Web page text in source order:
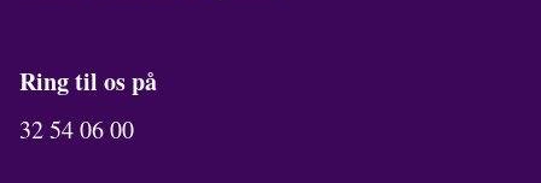
Ring til os på
32 54 06 00